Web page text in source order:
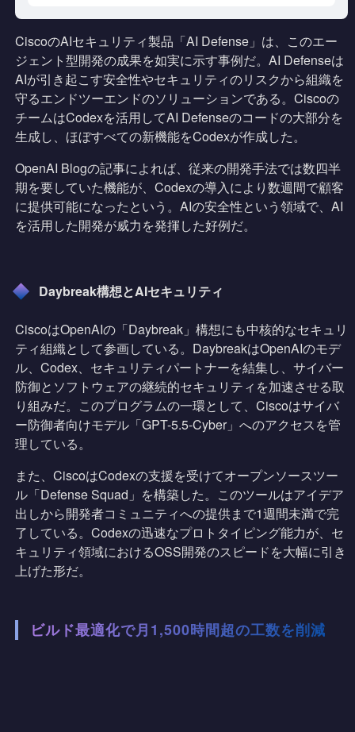
CiscoのAIセキュリティ製品「AI Defense」は、このエー
ジェント型開発の成果を如実に示す事例だ。AI Defenseは
AIが引き起こす安全性やセキュリティのリスクから組織を
守るエンドツーエンドのソリューションである。Ciscoの
チームはCodexを活用してAI Defenseのコードの大部分を
生成し、ほぼすべての新機能をCodexが作成した。
OpenAI Blogの記事によれば、従来の開発手法では数四半
期を要していた機能が、Codexの導入により数週間で顧客
に提供可能になったという。AIの安全性という領域で、AI
を活用した開発が威力を発揮した好例だ。
Daybreak構想とAIセキュリティ
CiscoはOpenAIの「Daybreak」構想にも中核的なセキュリ
ティ組織として参画している。DaybreakはOpenAIのモデ
ル、Codex、セキュリティパートナーを結集し、サイバー
防御とソフトウェアの継続的セキュリティを加速させる取
り組みだ。このプログラムの一環として、Ciscoはサイバ
ー防御者向けモデル「GPT-5.5-Cyber」へのアクセスを管
理している。
また、CiscoはCodexの支援を受けてオープンソースツー
ル「Defense Squad」を構築した。このツールはアイデア
出しから開発者コミュニティへの提供まで1週間未満で完
了している。Codexの迅速なプロトタイピング能力が、セ
キュリティ領域におけるOSS開発のスピードを大幅に引き
上げた形だ。
ビルド最適化で月1,500時間超の工数を削減